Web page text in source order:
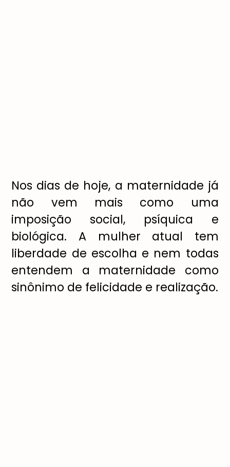
Nos dias de hoje, a maternidade já
não vem mais como uma
imposição social, psíquica e
biológica. A mulher atual tem
liberdade de escolha e nem todas
entendem a maternidade como
sinônimo de felicidade e realização.